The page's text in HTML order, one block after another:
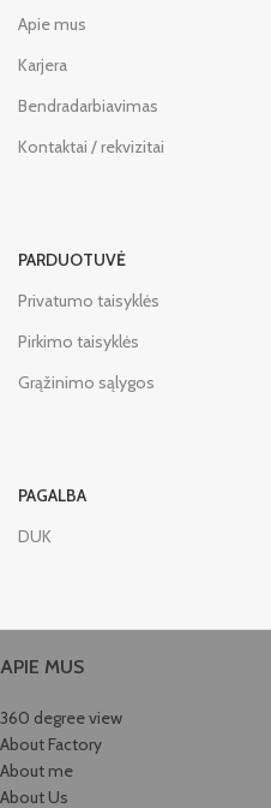
Apie mus
Karjera
Bendradarbiavimas
Kontaktai / rekvizitai
PARDUOTUVĖ
Privatumo taisyklės
Pirkimo taisyklės
Grąžinimo sąlygos
PAGALBA
DUK
APIE MUS
360 degree view
About Factory
About me
About Us